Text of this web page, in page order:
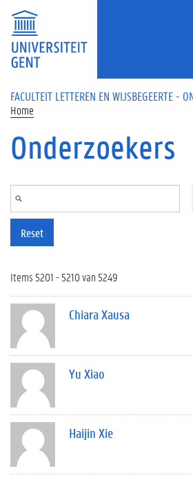
Overslaan en naar de inhoud gaan
FACULTEIT LETTEREN EN WIJSBEGEERTE -
Home
Onderzoekers
Reset
Items 5201 - 5210 van 5249
Chiara Xausa
Yu Xiao
Haijin Xie